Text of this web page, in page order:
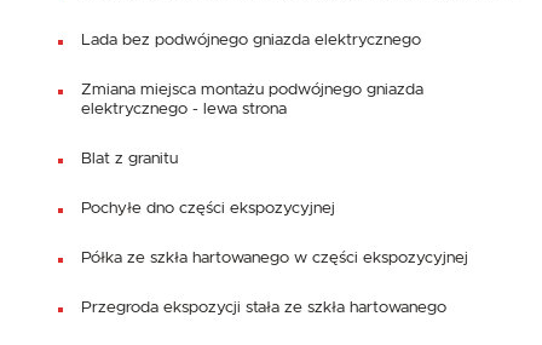
Lada bez podwójnego gniazda elektrycznego
Zmiana miejsca montażu podwójnego gniazda
elektrycznego - lewa strona
Blat z granitu
Pochyłe dno części ekspozycyjnej
Półka ze szkła hartowanego w części ekspozycyjnej
Przegroda ekspozycji stała ze szkła hartowanego